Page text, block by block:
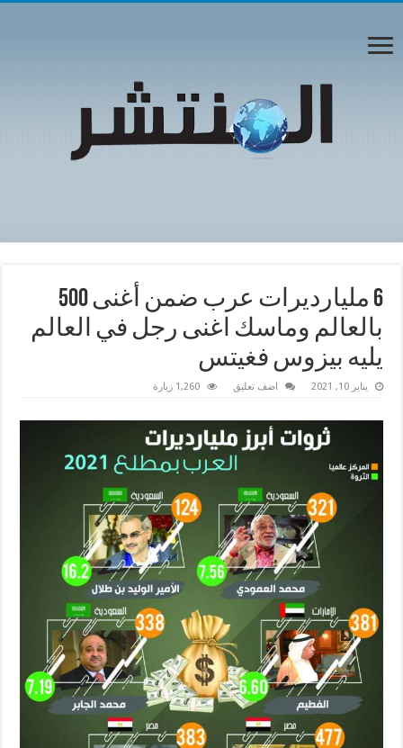
6 مليارديرات عرب ضمن أغنى 500
بالعالم وماسك اغنى رجل في العالم
يليه بيزوس فغيتس
يناير 10, 2021 اضف تعليق 1,260 زيارة